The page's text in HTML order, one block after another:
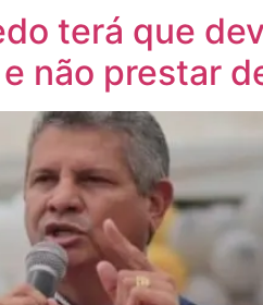
terá que
não prestar